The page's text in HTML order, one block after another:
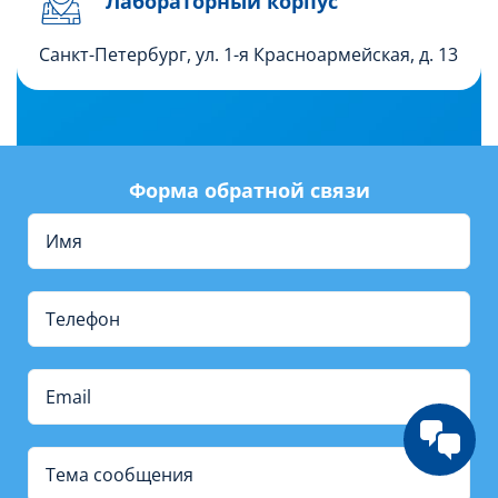
Санкт-Петербург, ул. 1-я Красноармейская, д. 13
Форма обратной связи